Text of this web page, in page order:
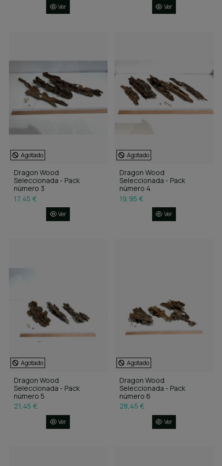
Ver Ver
Agotado
Dragon Wood
Seleccionada - Pack
número 3
17,45 €
Ver
Agotado
Dragon Wood
Seleccionada - Pack
número 4
19,95 €
Ver
Agotado
Dragon Wood
Seleccionada - Pack
número 5
21,45 €
Ver
Agotado
Dragon Wood
Seleccionada - Pack
número 6
28,45 €
Ver